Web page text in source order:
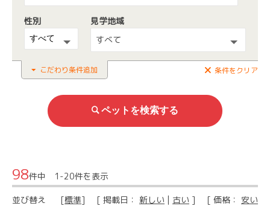
性別
見学地域
すべて
こだわり条件追加 条件をクリア
98件中 1-20件を表示
並び替え [標準] [ 掲載日： 新しい | 古い ] [ 価格： 安い